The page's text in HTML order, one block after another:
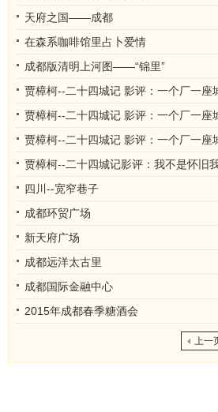
天府之国——成都
在森系咖啡馆里占卜爱情
成都版清明上河图——“锦里”
贾樟柯--二十四城记 影评：一个厂一座
贾樟柯--二十四城记 影评：一个厂一座
贾樟柯--二十四城记 影评：一个厂一座
贾樟柯--二十四城记影评：我不是怀旧
四川--宽窄巷子
成都环贸广场
新天府广场
成都远洋太古里
成都国际金融中心
2015年成都春季糖酒会
上一